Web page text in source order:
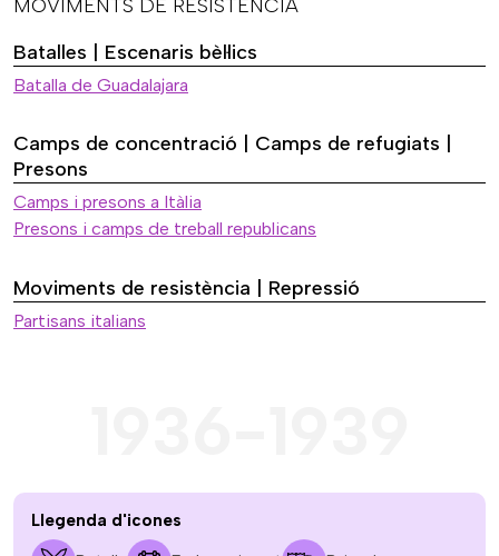
MOVIMENTS DE RESISTÈNCIA
Batalles | Escenaris bèl·lics
Batalla de Guadalajara
Camps de concentració | Camps de refugiats |
Presons
Camps i presons a Itàlia
Presons i camps de treball republicans
Moviments de resistència | Repressió
Partisans italians
Llegenda d'icones